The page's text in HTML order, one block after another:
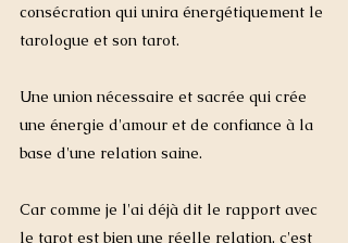
consécration qui unira énergétiquement le
tarologue et son tarot.
Une union nécessaire et sacrée qui crée
une énergie d'amour et de confiance à la
base d'une relation saine.
Car comme je l'ai déjà dit le rapport avec
le tarot est bien une réelle relation, c'est